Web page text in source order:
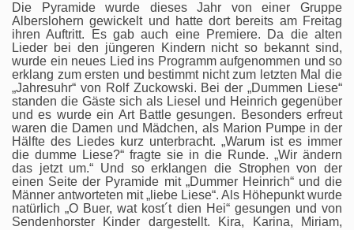
Die Pyramide wurde dieses Jahr von einer Gruppe
Alberslohern gewickelt und hatte dort bereits am Freitag
ihren Auftritt. Es gab auch eine Premiere. Da die alten
Lieder bei den jüngeren Kindern nicht so bekannt sind,
wurde ein neues Lied ins Programm aufgenommen und so
erklang zum ersten und bestimmt nicht zum letzten Mal die
„Jahresuhr“ von Rolf Zuckowski. Bei der „Dummen Liese“
standen die Gäste sich als Liesel und Heinrich gegenüber
und es wurde ein Art Battle gesungen. Besonders erfreut
waren die Damen und Mädchen, als Marion Pumpe in der
Hälfte des Liedes kurz unterbracht. „Warum ist es immer
die dumme Liese?“ fragte sie in die Runde. „Wir ändern
das jetzt um.“ Und so erklangen die Strophen von der
einen Seite der Pyramide mit „Dummer Heinrich“ und die
Männer antworteten mit „liebe Liese“. Als Höhepunkt wurde
natürlich „O Buer, wat kost´t dien Hei“ gesungen und von
Sendenhorster Kinder dargestellt. Kira, Karina, Miriam,